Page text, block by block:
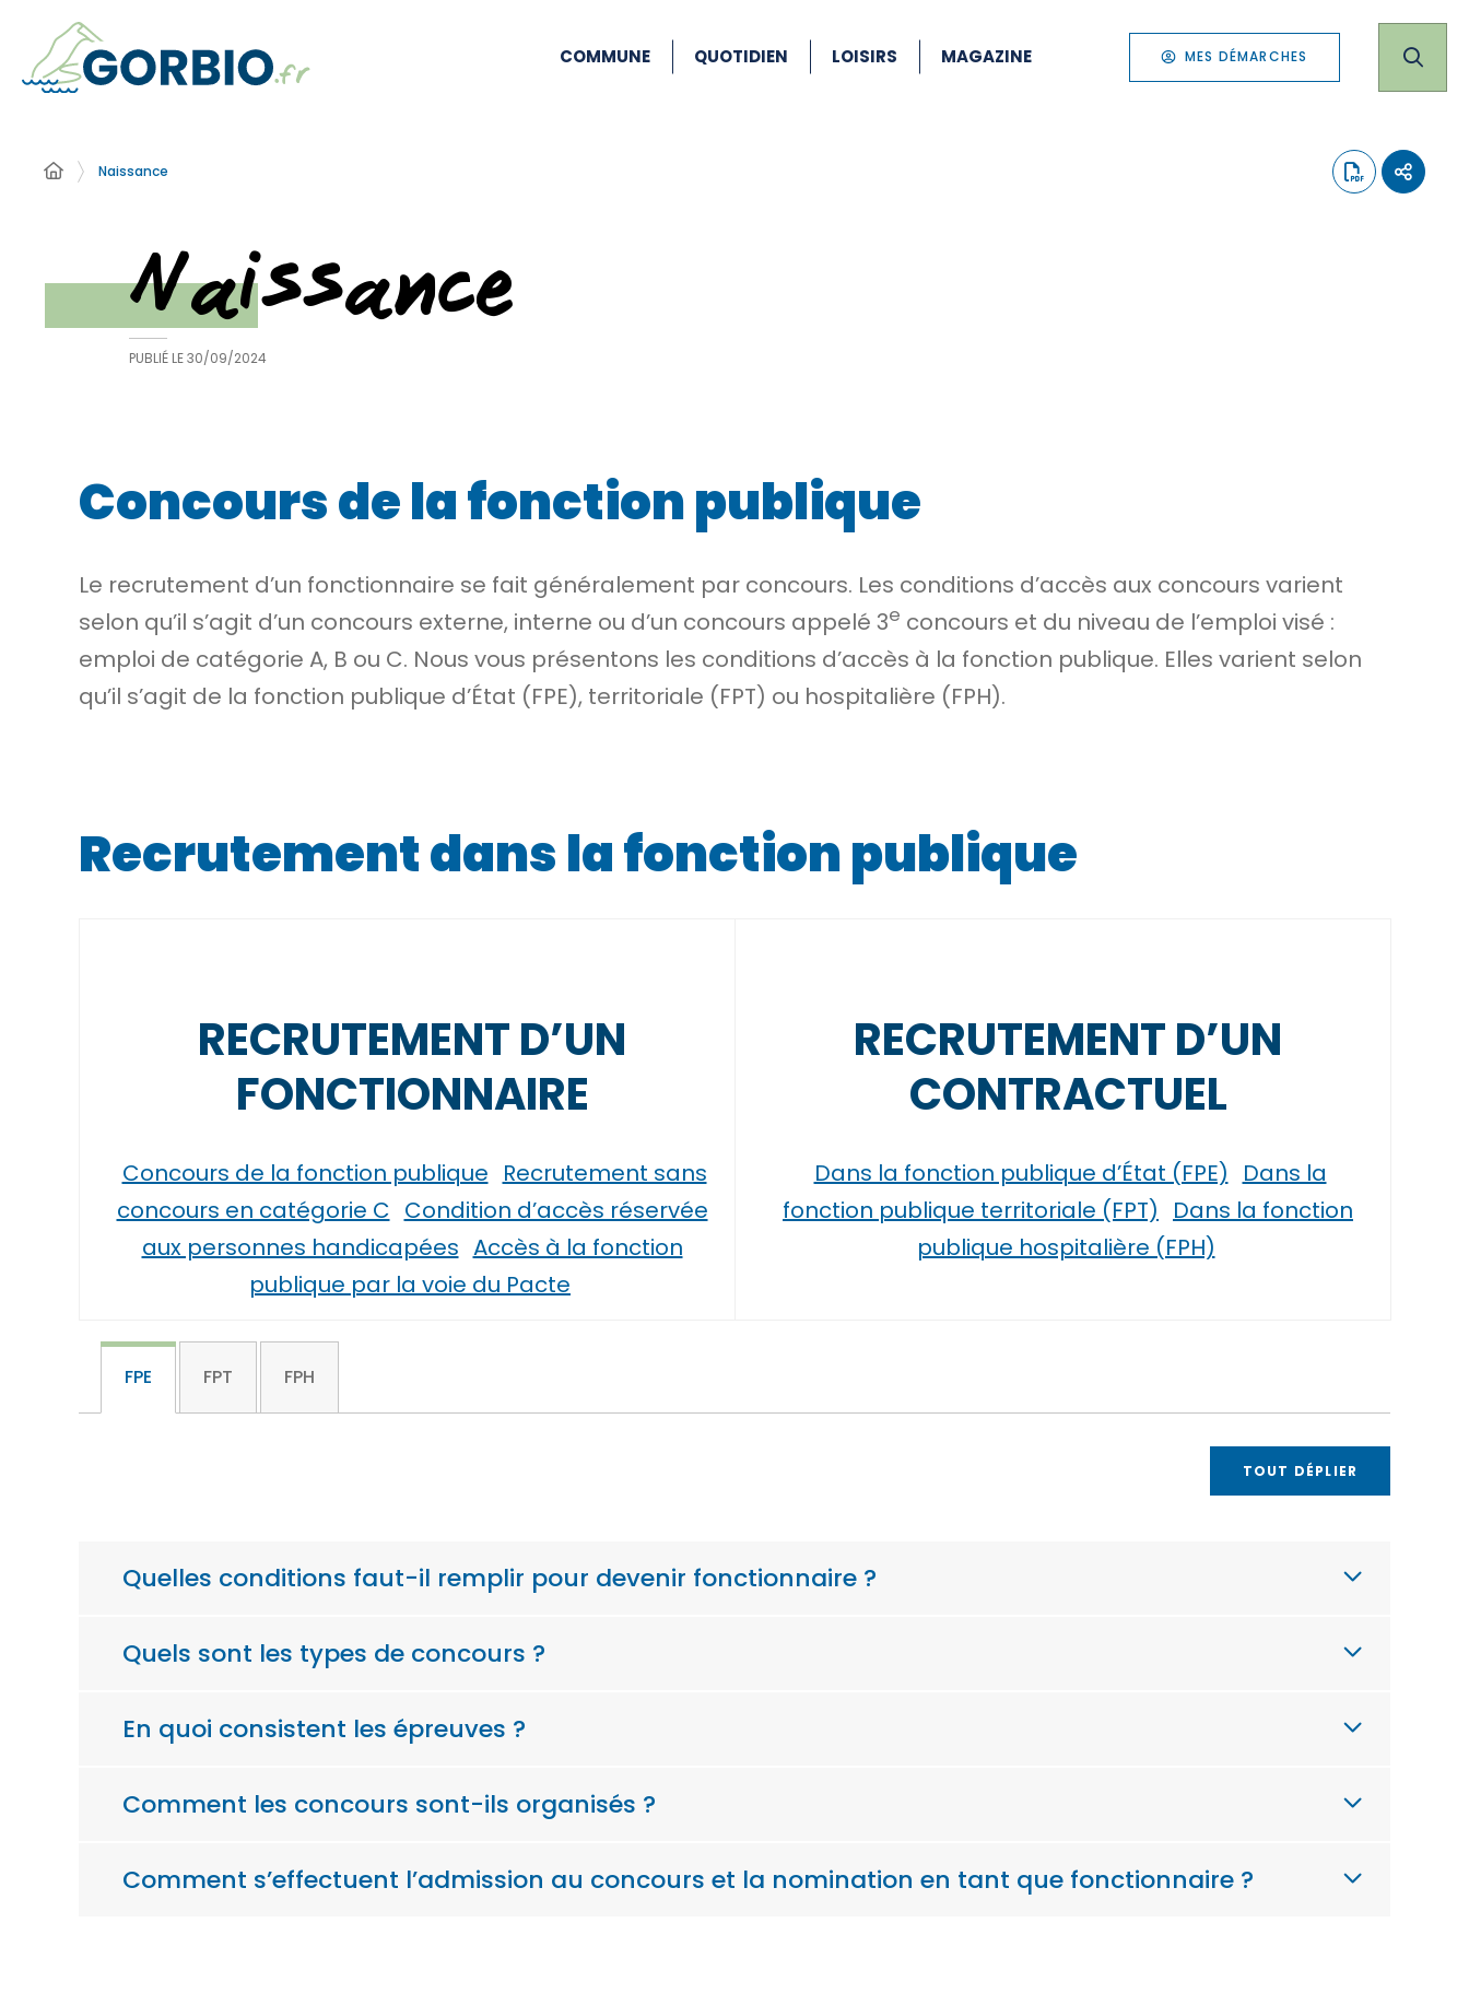
COMMUNE QUOTIDIEN LOISIRS MAGAZINE MES DÉMARCHES
Naissance
Naissance
PUBLIÉ LE30/09/2024
Concours de la fonction publique
Le recrutement d’un fonctionnaire se fait généralement par concours. Les conditions d’accès aux concours varient
selon qu’il s’agit d’un concours externe, interne ou d’un concours appelé 3e concours et du niveau de l’emploi visé :
emploi de catégorie A, B ou C. Nous vous présentons les conditions d’accès à la fonction publique. Elles varient selon
qu’il s’agit de la fonction publique d’État (FPE), territoriale (FPT) ou hospitalière (FPH).
Recrutement dans la fonction publique
RECRUTEMENT D’UN
FONCTIONNAIRE
Concours de la fonction publique Recrutement sans
concours en catégorie C Condition d’accès réservée
aux personnes handicapées Accès à la fonction
publique par la voie du Pacte
RECRUTEMENT D’UN
CONTRACTUEL
Dans la fonction publique d’État (FPE)
Dans la
fonction publique territoriale (FPT)
Dans la fonction
publique hospitalière (FPH)
FPE FPT FPH
TOUT DÉPLIER
Quelles conditions faut-il remplir pour devenir fonctionnaire ?
Quels sont les types de concours ?
En quoi consistent les épreuves ?
Comment les concours sont-ils organisés ?
Comment s’effectuent l’admission au concours et la nomination en tant que fonctionnaire ?